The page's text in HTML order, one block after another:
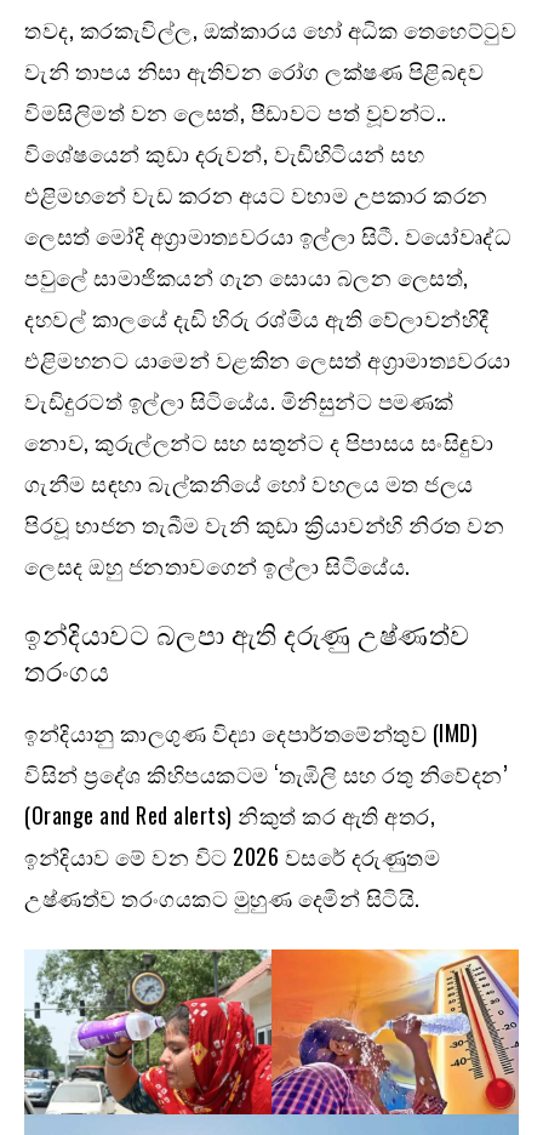
තවද, කරකැවිල්ල, ඔක්කාරය හෝ අධික තෙහෙට්ටුව
වැනි තාපය නිසා ඇතිවන රෝග ලක්ෂණ පිළිබඳව
විමසිලිමත් වන ලෙසත්, පීඩාවට පත් වූවන්ට..
විශේෂයෙන් කුඩා දරුවන්, වැඩිහිටියන් සහ
එළිමහනේ වැඩ කරන අයට වහාම උපකාර කරන
ලෙසත් මෝදි අග්‍රාමාත්‍යවරයා ඉල්ලා සිටී. වයෝවෘද්ධ
පවුලේ සාමාජිකයන් ගැන සොයා බලන ලෙසත්,
දහවල් කාලයේ දැඩි හිරු රශ්මිය ඇති වේලාවන්හිදී
එළිමහනට යාමෙන් වළකින ලෙසත් අග්‍රාමාත්‍යවරයා
වැඩිදුරටත් ඉල්ලා සිටියේය. මිනිසුන්ට පමණක්
නොව, කුරුල්ලන්ට සහ සතුන්ට ද පිපාසය සංසිඳුවා
ගැනීම සඳහා බැල්කනියේ හෝ වහලය මත ජලය
පිරවූ භාජන තැබීම වැනි කුඩා ක්‍රියාවන්හි නිරත වන
ලෙසද ඔහු ජනතාවගෙන් ඉල්ලා සිටියේය.
ඉන්දියාවට බලපා ඇති දරුණු උෂ්ණත්ව
තරංගය
ඉන්දියානු කාලගුණ විද්‍යා දෙපාර්තමේන්තුව (IMD)
විසින් ප්‍රදේශ කිහිපයකටම ‘තැඹිලි සහ රතු නිවේදන’
(Orange and Red alerts) නිකුත් කර ඇති අතර,
ඉන්දියාව මේ වන විට 2026 වසරේ දරුණුතම
උෂ්ණත්ව තරංගයකට මුහුණ දෙමින් සිටියි.